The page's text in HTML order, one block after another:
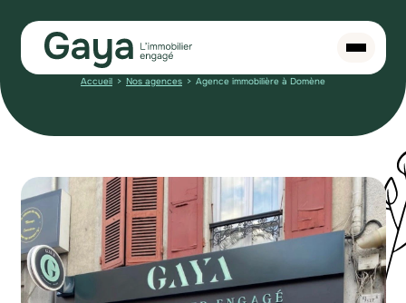
Accueil Nos agences Agence immobilière à Domène